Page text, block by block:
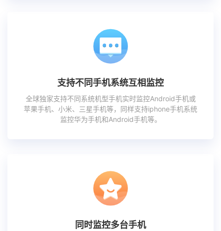
支持不同手机系统互相监控
全球独家支持不同系统机型手机实时监控Android手机或
苹果手机、小米、三星手机等，同样支持iphone手机系统
监控华为手机和Android手机等。
同时监控多台手机